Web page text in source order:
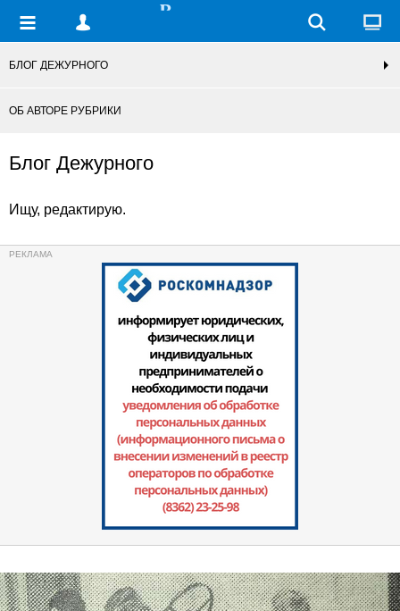
БЛОГ ДЕЖУРНОГО
ОБ АВТОРЕ РУБРИКИ
Блог Дежурного
Ищу, редактирую.